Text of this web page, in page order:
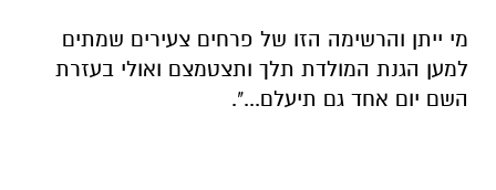
מי ייתן והרשימה הזו של פרחים צעירים שמתים
למען הגנת המולדת תלך ותצטמצם ואולי בעזרת
השם יום אחד גם תיעלם...".